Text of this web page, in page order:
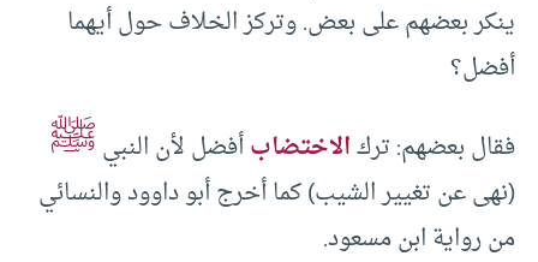
ينكر بعضهم على بعض. وتركز الخلاف حول أيهما
أفضل؟
فقال بعضهم: تركالاختضابأفضل لأن النبيﷺ
(نهى عن تغيير الشيب) كما أخرج أبو داوود والنسائي
من رواية ابن مسعود.